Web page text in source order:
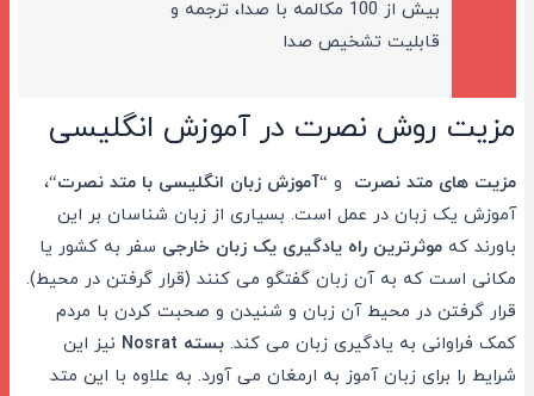
بیش از 100 مکالمه با صدا، ترجمه و
قابلیت تشخیص صدا
مزیت روش نصرت در آموزش انگلیسی
مزیت های متد نصرتو “آموزش زبان انگلیسی با متد نصرت“،
آموزش یک زبان در عمل است. بسیاری از زبان شناسان بر این
باورند که موثرترین راه یادگیری یک زبان خارجیسفر به کشور یا
مکانی است که به آن زبان گفتگو می کنند (قرار گرفتن در محیط).
قرار گرفتن در محیط آن زبان و شنیدن و صحبت کردن با مردم
کمک فراوانی به یادگیری زبان می کند. بسته Nosrat
نیز این
شرایط را برای زبان آموز به ارمغان می آورد. به علاوه با این متد